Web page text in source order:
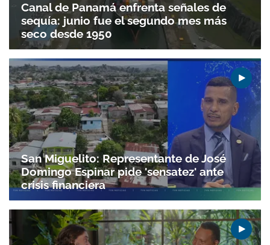
Canal de Panamá enfrenta señales de
sequía: junio fue el segundo mes más
seco desde 1950
San Miguelito: Representante de José
Domingo Espinar pide 'sensatez' ante
crisis financiera